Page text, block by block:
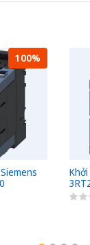
100%
Khởi